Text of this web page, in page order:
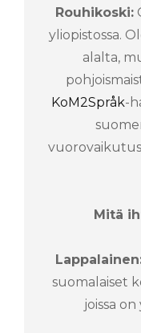
Rouhikoski:
yliopistossa.
alalta,
KoM2Språk-
Mitä
suomalaiset
joissa on